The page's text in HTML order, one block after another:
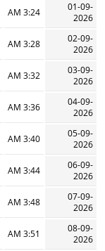
01-09-
2026
3:24 AM
02-09-
2026
3:28 AM
03-09-
2026
3:32 AM
04-09-
2026
3:36 AM
05-09-
2026
3:40 AM
06-09-
2026
3:44 AM
07-09-
2026
3:48 AM
08-09-
2026
3:51 AM